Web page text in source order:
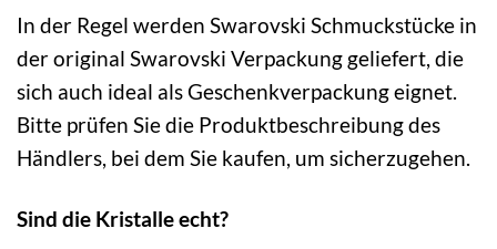
In der Regel werden Swarovski Schmuckstücke in
der original Swarovski Verpackung geliefert, die
sich auch ideal als Geschenkverpackung eignet.
Bitte prüfen Sie die Produktbeschreibung des
Händlers, bei dem Sie kaufen, um sicherzugehen.
Sind die Kristalle echt?